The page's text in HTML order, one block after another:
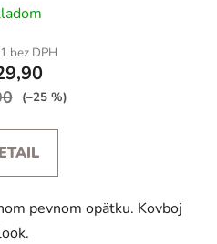
bez DPH
(–25 %)
pevnom opätku. Kovboj